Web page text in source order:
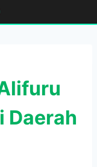
Daerah